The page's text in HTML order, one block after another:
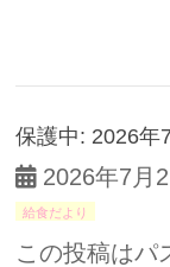
保護中: 2026年
2026年7月2
給食だより
この投稿はパ